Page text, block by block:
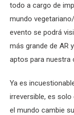
todo a cargo de
mundo
evento se podrá
más grande de AR
aptos para nuestra
Ya es
irreversible, es
el mundo cambie